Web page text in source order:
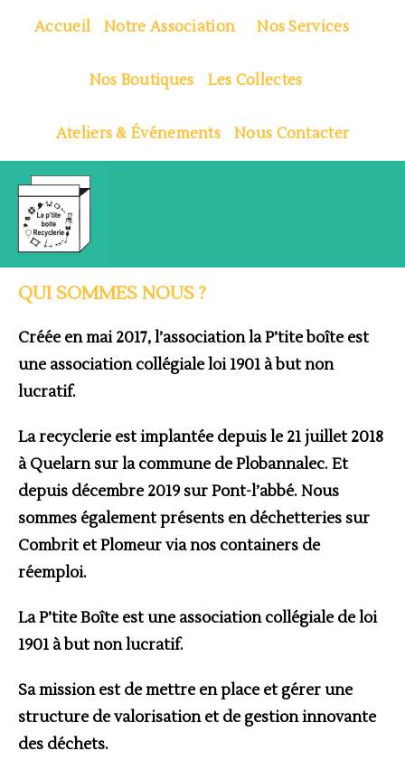
Accueil Notre Association Nos Services
Nos Boutiques Les Collectes
Ateliers & Événements Nous Contacter
QUI SOMMES NOUS ?
Créée en mai 2017, l’association la P’tite boîte est
une association collégiale loi 1901 à but non
lucratif.
La recyclerie est implantée depuis le 21 juillet 2018
à Quelarn sur la commune de Plobannalec. Et
depuis décembre 2019 sur Pont-l’abbé. Nous
sommes également présents en déchetteries sur
Combrit et Plomeur via nos containers de
réemploi.
La P’tite Boîte est une association collégiale de loi
1901 à but non lucratif.
Sa mission est de mettre en place et gérer une
structure devalorisation et de gestion innovante
des déchets.